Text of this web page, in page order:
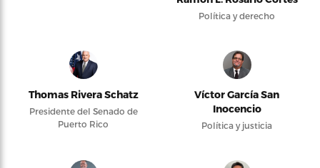
Política y derecho
Thomas Rivera Schatz
Presidente del Senado de
Puerto Rico
Víctor García San
Inocencio
Política y justicia